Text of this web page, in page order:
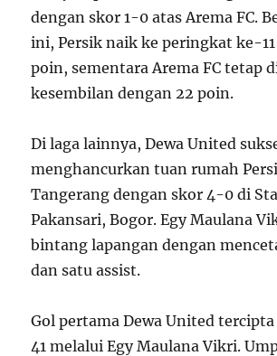
dengan skor 1-0 atas Arema FC.
ini, Persik naik ke peringkat ke-11
poin, sementara Arema FC tetap
kesembilan dengan 22 poin.
Di laga lainnya, Dewa United
menghancurkan tuan rumah
Tangerang dengan skor 4-0 di
Pakansari, Bogor. Egy Maulana
bintang lapangan dengan
dan satu assist.
Gol pertama Dewa United
41 melalui Egy Maulana Vikri.